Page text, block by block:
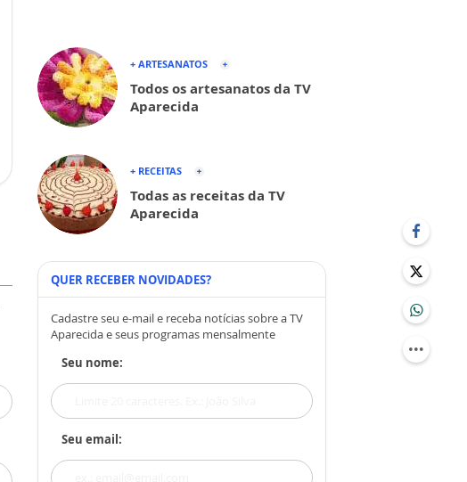
+ ARTESANATOS
Todos os artesanatos da TV
Aparecida
+ RECEITAS
Todas as receitas da TV
Aparecida
QUER RECEBER NOVIDADES?
Cadastre seu e-mail e receba notícias sobre a TV
Aparecida e seus programas mensalmente
Seu nome:
Seu email: